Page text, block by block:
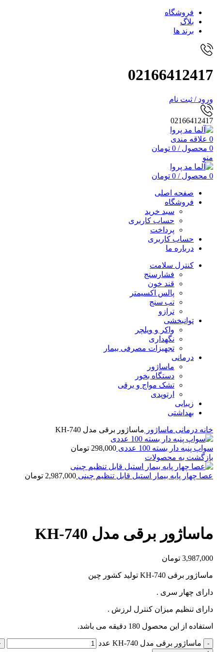
فروشگاه
بلاگ
برند ها
02166412417
ورود / ثبت نام
02166412417
0 علاقه مندی
0 محصول /
0 تومان
منو
0 محصول /
0 تومان
صفحه اصلی
فروشگاه
سبد خرید
حساب کاربری
پرداخت
حساب کاربری
درباره ما
کنترل سلامت
فشارسنج
قند خون
پالس اکسیمتر
تب سنج
ترازو
توانبخشی
واکر و ویلچر
نگهداری
تجهیزات مصرفی بیمار
درمانی
ماساژور
دستگاه بخور
تشک مواج و برقی
ارتوپدی
زیبایی
بهداشتی
خانه درمانی ماساژور ماساژور برقی مدل KH-740
سواپ پنبه دار بسته 100 عددی 298,000 تومان
بازگشت به محصولات
عصا چهار پایه بیمار استیل قابل تنظیم چینی 2,987,000 تومان
ماساژور برقی مدل KH-740
3,987,000 تومان
ماساژور برقی KH-740 تولید کشور چین
دارای چهار سری .
دارای تنظیم میزان کنترل لرزش .
استفاده از این محصول 180 دقیقه می باشد.
ماساژور برقی مدل KH-740 عدد